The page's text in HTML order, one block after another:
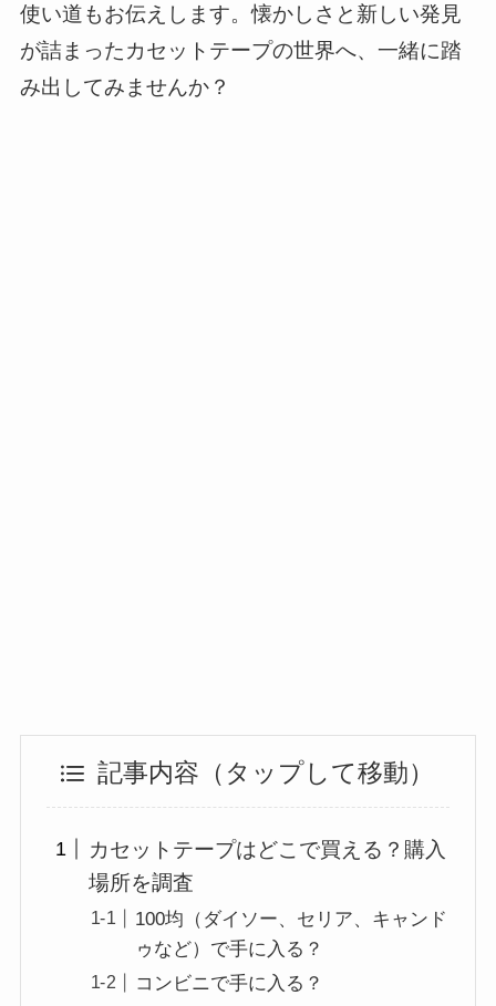
使い道もお伝えします。懐かしさと新しい発見
が詰まったカセットテープの世界へ、一緒に踏
み出してみませんか？
記事内容（タップして移動）
カセットテープはどこで買える？購入
場所を調査
100均（ダイソー、セリア、キャンド
ゥなど）で手に入る？
コンビニで手に入る？